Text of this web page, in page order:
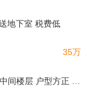
地下室 税费低
35万